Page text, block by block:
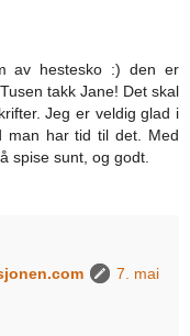
av hestesko :) den er
takk Jane! Det skal
Jeg er veldig glad i
man har tid til det. Med
spise sunt, og godt.
7. mai